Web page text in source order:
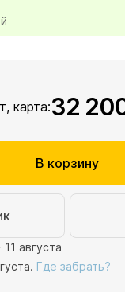
карта:32
В корзину
августа
Где забрать?